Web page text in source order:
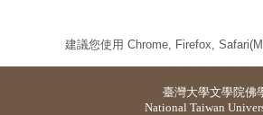
建議您使用 Chrome, Firefox,
臺灣大學文學院佛
National Taiwan